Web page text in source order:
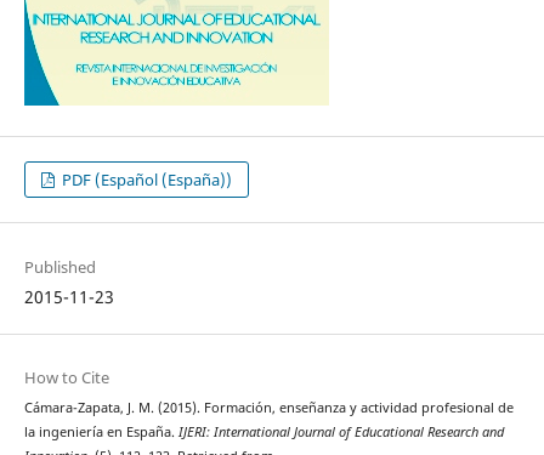
PDF (Español (España))
Published
2015-11-23
How to Cite
Cámara-Zapata, J. M. (2015). Formación, enseñanza y actividad profesional de
la ingeniería en España. IJERI: International Journal of Educational Research and